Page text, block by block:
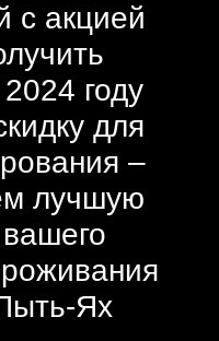
с акцией
году
для
–
лучшую
Ях